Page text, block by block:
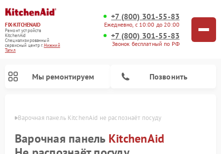
FIX-KITCHENAID
Ремонт устройств
KitchenAid
Специализированный
cервисный центр г.Нижний
Тагил
+7 (800) 301-55-83
Ежедневно, с 10:00 до 20:00
+7 (800) 301-55-83
Звонок бесплатный по РФ
Мы ремонтируем Позвонить
Варочная панель KitchenAid не распознаёт посуду
Варочная панель KitchenAid